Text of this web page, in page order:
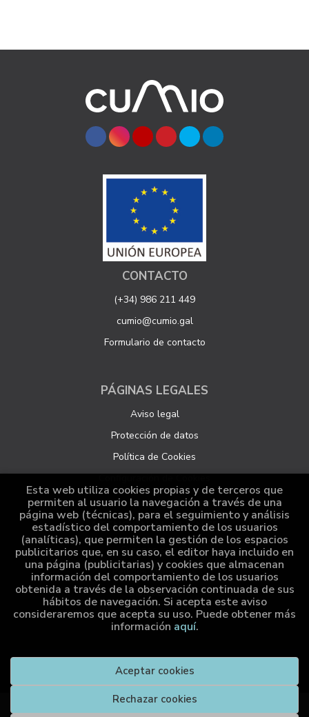
CONTACTO
(+34) 986 211 449
cumio@cumio.gal
Formulario de contacto
PÁGINAS LEGALES
Aviso legal
Protección de datos
Política de Cookies
ATENCIÓN AL CLIENTE
Quiénes somos
Pedidos especiales
Distribución
Cumio Editora
. Todos los Derechos Reservados |
Grupo Trevenque
Esta web utiliza cookies propias y de terceros que
permiten al usuario la navegación a través de una
página web (técnicas), para el seguimiento y análisis
estadístico del comportamiento de los usuarios
(analíticas), que permiten la gestión de los espacios
publicitarios que, en su caso, el editor haya incluido en
una página (publicitarias) y cookies que almacenan
información del comportamiento de los usuarios
obtenida a través de la observación continuada de sus
hábitos de navegación. Si acepta este aviso
consideraremos que acepta su uso. Puede obtener más
información aquí.
Rechazar cookies
Aceptar cookies